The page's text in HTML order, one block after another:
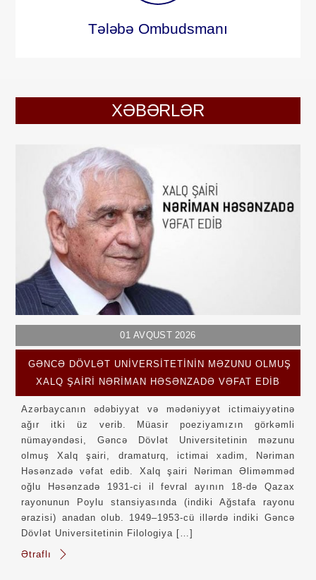
Tələbə Ombudsmanı
XƏBƏRLƏR
01 AVQUST 2026
GƏNCƏ DÖVLƏT UNIVERSITETININ MƏZUNU OLMUŞ
XALQ ŞAIRI NƏRIMAN HƏSƏNZADƏ VƏFAT EDIB
Azərbaycanın ədəbiyyat və mədəniyyət ictimaiyyətinə
ağır itki üz verib. Müasir poeziyamızın görkəmli
nümayəndəsi, Gəncə Dövlət Universitetinin məzunu
olmuş Xalq şairi, dramaturq, ictimai xadim, Nəriman
Həsənzadə vəfat edib. Xalq şairi Nəriman Əliməmməd
oğlu Həsənzadə 1931-ci il fevral ayının 18-də Qazax
rayonunun Poylu stansiyasında (indiki Ağstafa rayonu
ərazisi) anadan olub. 1949–1953-cü illərdə indiki Gəncə
Dövlət Universitetinin Filologiya […]
Ətraflı